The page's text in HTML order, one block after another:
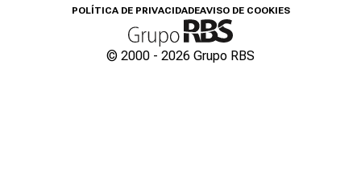
POLÍTICA DE PRIVACIDADEAVISO DE COOKIES
© 2000 - 2026 Grupo RBS